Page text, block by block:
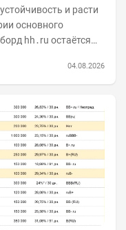
и расти
hh․ru остаётся
04.08.2026